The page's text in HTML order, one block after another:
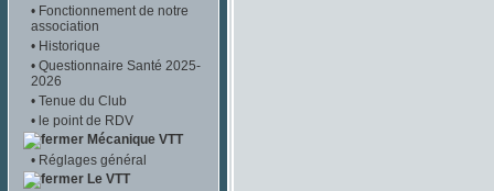
• Fonctionnement de notre
association
• Historique
• Questionnaire Santé 2025-
2026
• Tenue du Club
• le point de RDV
Mécanique VTT
• Réglages général
Le VTT